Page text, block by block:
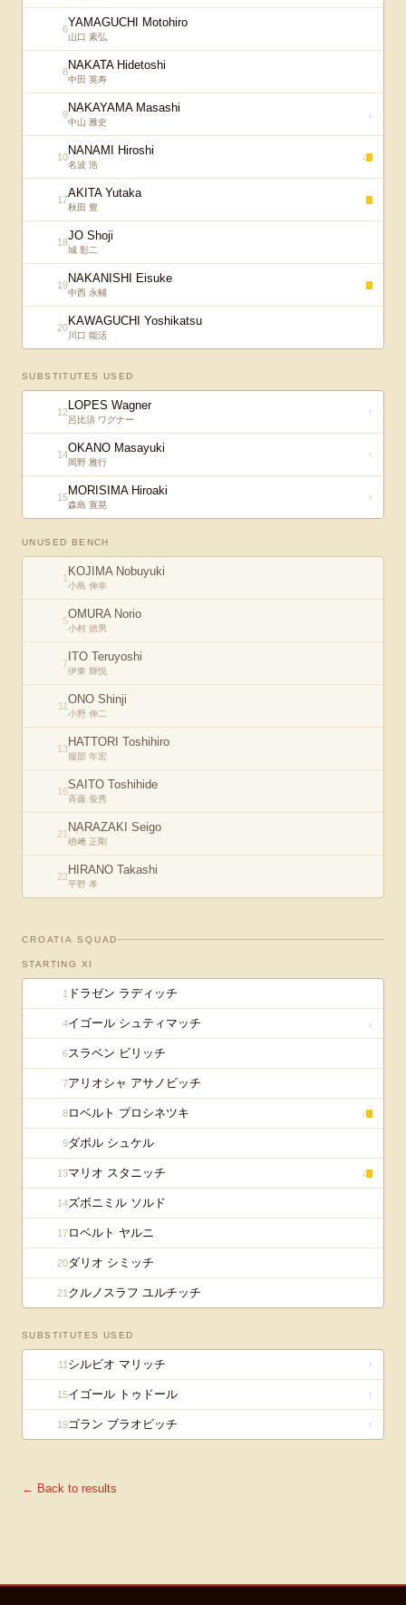
6YAMAGUCHI Motohiro
山口 素弘
8NAKATA Hidetoshi
中田 英寿
9NAKAYAMA Masashi
中山 雅史
↓
10NANAMI Hiroshi
名波 浩
↓
17AKITA Yutaka
秋田 豊
18JO Shoji
城 彰二
19NAKANISHI Eisuke
中西 永輔
20KAWAGUCHI Yoshikatsu
川口 能活
SUBSTITUTES USED
12LOPES Wagner
呂比須 ワグナー
↑
14OKANO Masayuki
岡野 雅行
↑
15MORISIMA Hiroaki
森島 寛晃
↑
UNUSED BENCH
1 KOJIMA Nobuyuki
小島 伸幸
5OMURA Norio
小村 徳男
7 ITO Teruyoshi
伊東 輝悦
11ONO Shinji
小野 伸二
13HATTORI Toshihiro
服部 年宏
16SAITO Toshihide
斉藤 俊秀
21 NARAZAKI Seigo
楢﨑 正剛
22HIRANO Takashi
平野 孝
CROATIA SQUAD
STARTING XI
1 ドラゼン ラディッチ
4イゴール シュティマッチ ↓
6スラベン ビリッチ
7アリオシャ アサノビッチ
8ロベルト プロシネツキ ↓
9ダボル シュケル
13マリオ スタニッチ ↓
14ズボニミル ソルド
17ロベルト ヤルニ
20ダリオ シミッチ
21 クルノスラフ ユルチッチ
SUBSTITUTES USED
11 シルビオ マリッチ ↑
15イゴール トゥドール ↑
19ゴラン ブラオビッチ ↑
← Back to results